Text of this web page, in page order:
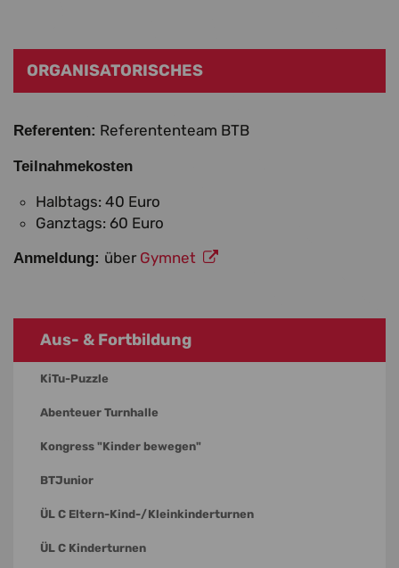
ORGANISATORISCHES
Referenten: Referententeam BTB
Teilnahmekosten
Halbtags: 40 Euro
Ganztags: 60 Euro
Anmeldung: über Gymnet
Aus- & Fortbildung
KiTu-Puzzle
Abenteuer Turnhalle
Kongress "Kinder bewegen"
BTJunior
ÜL C Eltern-Kind-/Kleinkinderturnen
ÜL C Kinderturnen